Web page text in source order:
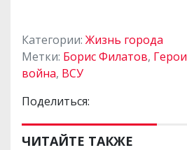
Категории: Жизнь города
Метки: Борис Филатов, Герои
война, ВСУ
Поделиться:
ЧИТАЙТЕ ТАКЖЕ